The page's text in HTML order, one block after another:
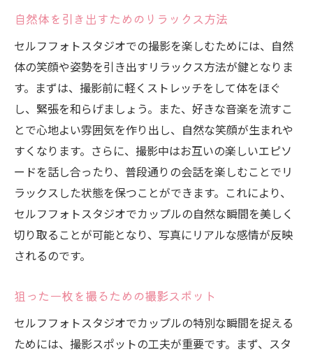
プライベート空間でリラックスする撮影術
他のカップルと差をつけるプライベート撮
影
時間を忘れて楽しむ贅沢な撮影プラン
セルフフォトスタジオがカップルの思い出作り
に最適な理由
自由度が高いセルフフォトスタジオの魅力
セルフフォトスタジオのコストパフォーマ
ンス
カップルに人気のセルフフォトスタジオと
は
思い出の瞬間を豊かにするスタジオ設備
セルフフォトスタジオで叶う特別な撮影体
カップルで楽しむためのスタジオ選びのポ
自然体を引き出すためのリラックス方法
セルフフォトスタジオでの撮影を楽しむためには、自然
体の笑顔や姿勢を引き出すリラックス方法が鍵となりま
す。まずは、撮影前に軽くストレッチをして体をほぐ
し、緊張を和らげましょう。また、好きな音楽を流すこ
とで心地よい雰囲気を作り出し、自然な笑顔が生まれや
すくなります。さらに、撮影中はお互いの楽しいエピソ
ードを話し合ったり、普段通りの会話を楽しむことでリ
ラックスした状態を保つことができます。これにより、
セルフフォトスタジオでカップルの自然な瞬間を美しく
切り取ることが可能となり、写真にリアルな感情が反映
されるのです。
狙った一枚を撮るための撮影スポット
セルフフォトスタジオでカップルの特別な瞬間を捉える
ためには、撮影スポットの工夫が重要です。まず、スタ